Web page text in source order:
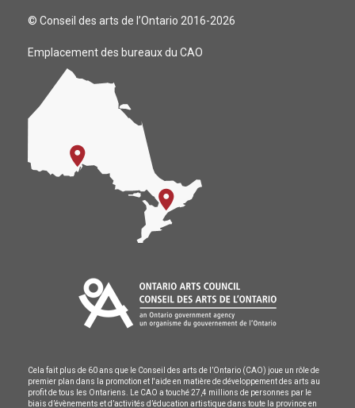
© Conseil des arts de l’Ontario 2016-2026
Emplacement des bureaux du CAO
Cela fait plus de 60 ans que le Conseil des arts de l’Ontario (CAO) joue un rôle de
premier plan dans la promotion et l'aide en matière de développement des arts au
profit de tous les Ontariens. Le CAO a touché 27,4 millions de personnes par le
biais d’évènements et d’activités d’éducation artistique dans toute la province en